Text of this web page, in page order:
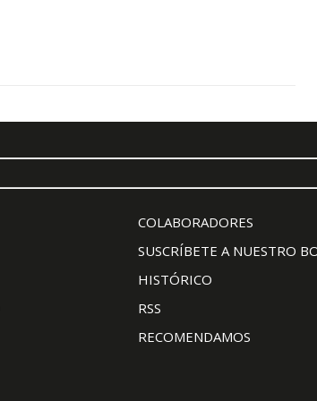
COLABORADORES
SUSCRÍBETE A NUESTRO
HISTÓRICO
RSS
RECOMENDAMOS